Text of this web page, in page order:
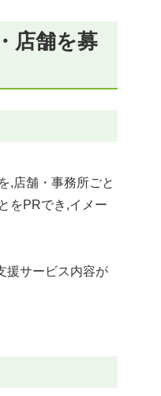
店舗を募
,店舗・事務所ごと
をPRでき,イメー
援サービス内容が